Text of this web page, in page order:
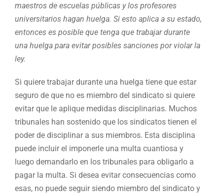
maestros de escuelas públicas y los profesores
universitarios hagan huelga. Si esto aplica a su estado,
entonces es posible que tenga que trabajar durante
una huelga para evitar posibles sanciones por violar la
ley.
Si quiere trabajar durante una huelga tiene que estar
seguro de que no es miembro del sindicato si quiere
evitar que le aplique medidas disciplinarias. Muchos
tribunales han sostenido que los sindicatos tienen el
poder de disciplinar a sus miembros. Esta disciplina
puede incluir el imponerle una multa cuantiosa y
luego demandarlo en los tribunales para obligarlo a
pagar la multa. Si desea evitar consecuencias como
esas, no puede seguir siendo miembro del sindicato y